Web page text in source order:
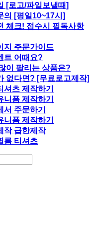
[로고/파일보낼때]
의 [평일10~17시]
체크! 접수시 필독사항
지 주문가이드
트 어때요?
이 팔리는 상품은?
없다면? [무료로고제작]
셔츠 제작하기
니폼 제작하기
서 주문하기
니폼 제작하기
작 급한제작
름 티셔츠